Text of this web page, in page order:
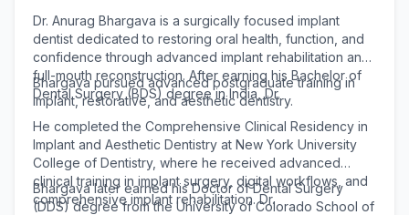
Dr. Anurag Bhargava is a surgically focused implant
dentist dedicated to restoring oral health, function, and
confidence through advanced implant rehabilitation and
full-mouth reconstruction. After earning his Bachelor of
Dental Surgery (BDS) degree in India, Dr.
Bhargava pursued advanced postgraduate training in
implant, restorative, and aesthetic dentistry.
He completed the Comprehensive Clinical Residency in
Implant and Aesthetic Dentistry at New York University
College of Dentistry, where he received advanced
clinical training in implant surgery, digital workflows, and
comprehensive implant rehabilitation. Dr.
Bhargava later earned his Doctor of Dental Surgery
(DDS) degree from the University of Colorado School of